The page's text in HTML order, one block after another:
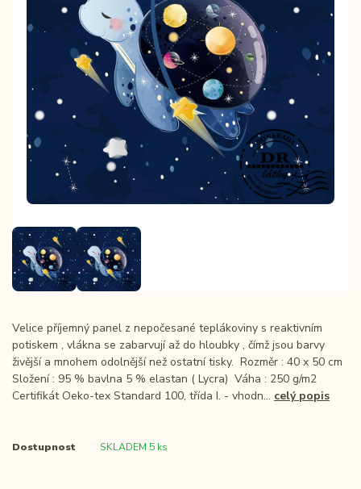
Velice příjemný panel z nepočesané teplákoviny s reaktivním
potiskem , vlákna se zabarvují až do hloubky , čímž jsou barvy
živější a mnohem odolnější než ostatní tisky. Rozměr : 40 x 50 cm
Složení : 95 % bavlna 5 % elastan ( Lycra) Váha : 250 g/m2
Certifikát Oeko-tex Standard 100, třída I. - vhodn... celý popis
Dostupnost SKLADEM 5 ks